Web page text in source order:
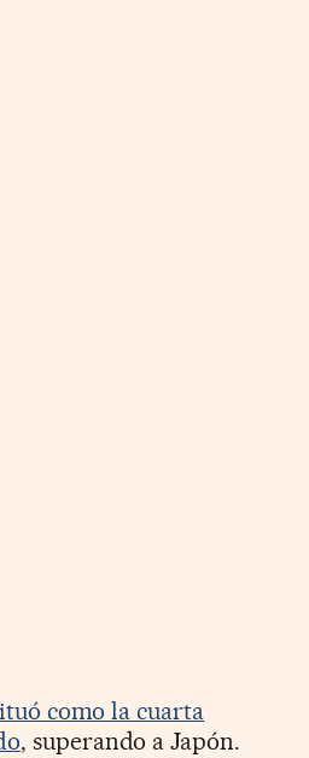
como la cuarta
, superando a Japón.